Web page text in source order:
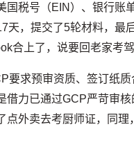
国税号（EIN）、银行账
天，提交了5轮材料，最
合上了，说要回老家考驾
要求预审资质、签订纸
借力已通过GCP严苛审
点外卖去考厨师证，同理